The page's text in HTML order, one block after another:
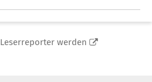
Leserreporter werden